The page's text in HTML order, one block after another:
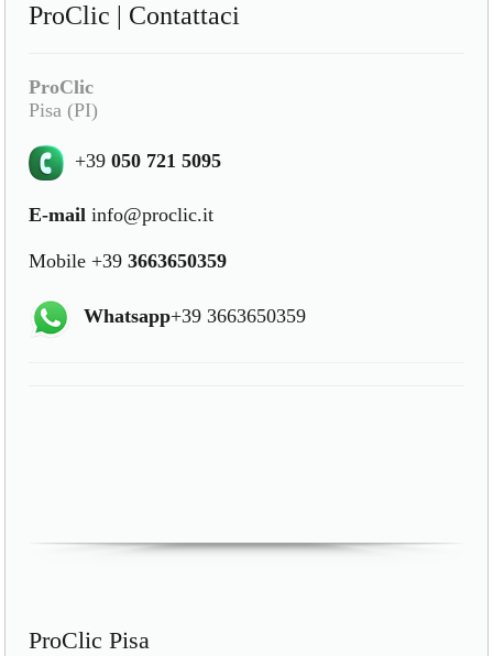
ProClic | Contattaci
ProClic
Pisa (PI)
+39050 721 5095
E-mail info@proclic.it
Mobile +393663650359
Whatsapp+39 3663650359
ProClic Pisa